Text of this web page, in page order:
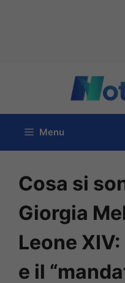
contenuto
Menu
Cosa si
Giorgia
Leone
e il